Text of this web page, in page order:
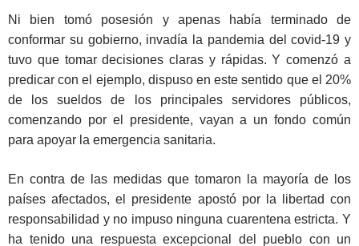
Ni bien tomó posesión y apenas había terminado de
conformar su gobierno, invadía la pandemia del covid-19 y
tuvo que tomar decisiones claras y rápidas. Y comenzó a
predicar con el ejemplo, dispuso en este sentido que el 20%
de los sueldos de los principales servidores públicos,
comenzando por el presidente, vayan a un fondo común
para apoyar la emergencia sanitaria.
En contra de las medidas que tomaron la mayoría de los
países afectados, el presidente apostó por la libertad con
responsabilidad y no impuso ninguna cuarentena estricta. Y
ha tenido una respuesta excepcional del pueblo con un